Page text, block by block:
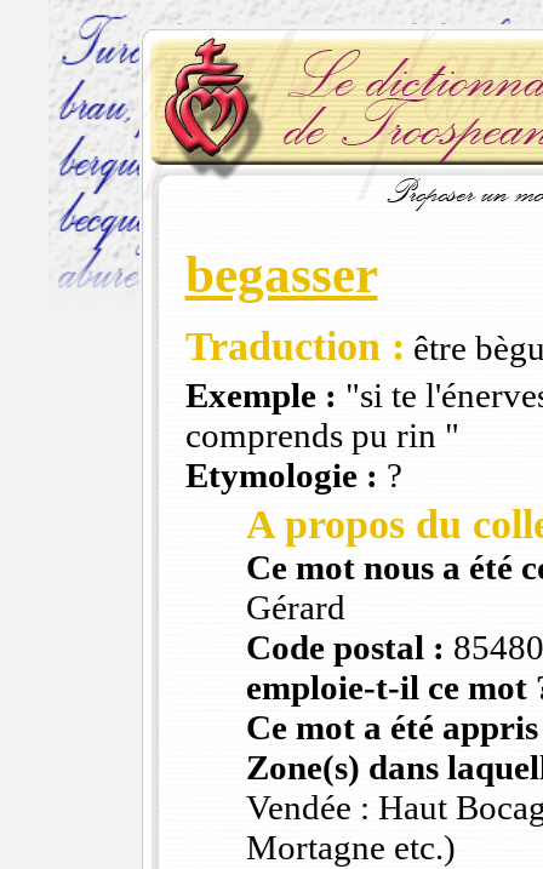
begasser
Traduction : être
Exemple : "si te
comprends pu rin "
Etymologie : ?
A propos du
Ce mot nous a été
Gérard
Code postal :
emploie-t-il ce mot
Ce mot a été
Zone(s) dans
Vendée : Haut
Mortagne etc.)